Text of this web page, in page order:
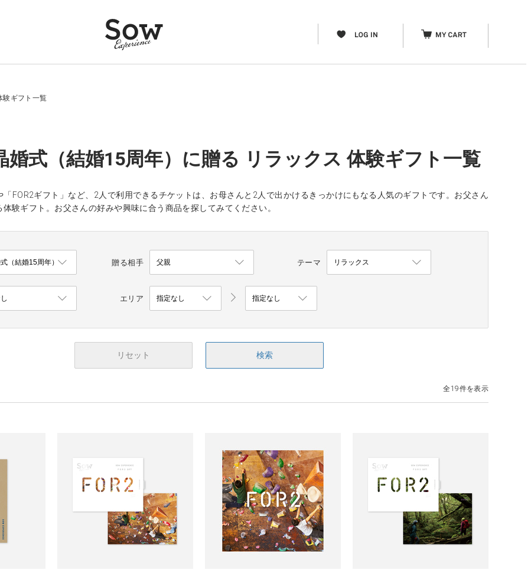
験ギフト一覧
婚式（結婚15周年）に贈る リラックス 体験ギフト一覧
「FOR2ギフト」など、2人で利用できるチケットは、お母さんと2人で出かけるきっかけにもなる人気のギフトです。お父さん
験ギフト。お父さんの好みや興味に合う商品を探してみてください。
贈る相手 テーマ
エリア
リセット 検索
全19件を表示